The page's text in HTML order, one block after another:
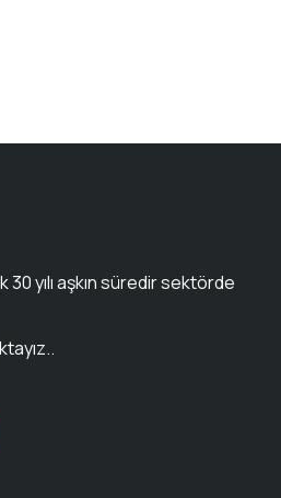
yılı aşkın süredir sektörde